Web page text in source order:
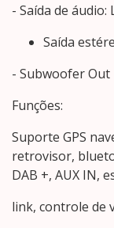
- Saída de áudio:
Saída
- Subwoofer Out
Funções:
Suporte GPS
retrovisor,
DAB +, AUX IN,
link, controle de